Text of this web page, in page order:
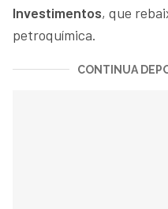
Investimentos, que
petroquímica.
CONTINUA